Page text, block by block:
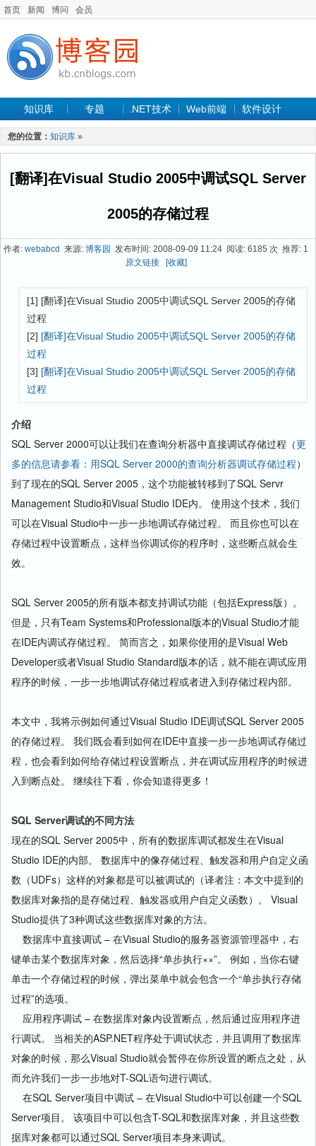
首页 新闻 博问 会员
知识库 专题 .NET技术 Web前端 软件设计
手机开发
最新文章
您的位置： 知识库 »
[翻译]在Visual Studio 2005中调试SQL Server
2005的存储过程
作者: webabcd 来源: 博客园 发布时间: 2008-09-09 11:24 阅读: 6185 次 推荐: 1
原文链接
[收藏]
[1] [翻译]在Visual Studio 2005中调试SQL Server 2005的存储
过程
[2] [翻译]在Visual Studio 2005中调试SQL Server 2005的存储
过程
[3] [翻译]在Visual Studio 2005中调试SQL Server 2005的存储
过程
介绍
SQL Server 2000可以让我们在查询分析器中直接调试存储过程（更
多的信息请参看：用SQL Server 2000的查询分析器调试存储过程）
到了现在的SQL Server 2005，这个功能被转移到了SQL Servr
Management Studio和Visual Studio IDE内。 使用这个技术，我们
可以在Visual Studio中一步一步地调试存储过程。 而且你也可以在
存储过程中设置断点，这样当你调试你的程序时，这些断点就会生
效。
SQL Server 2005的所有版本都支持调试功能（包括Express版）。
但是，只有Team Systems和Professional版本的Visual Studio才能
在IDE内调试存储过程。 简而言之，如果你使用的是Visual Web
Developer或者Visual Studio Standard版本的话，就不能在调试应用
程序的时候，一步一步地调试存储过程或者进入到存储过程内部。
本文中，我将示例如何通过Visual Studio IDE调试SQL Server 2005
的存储过程。 我们既会看到如何在IDE中直接一步一步地调试存储过
程，也会看到如何给存储过程设置断点，并在调试应用程序的时候进
入到断点处。 继续往下看，你会知道得更多！
SQL Server调试的不同方法
现在的SQL Server 2005中，所有的数据库调试都发生在Visual
Studio IDE的内部。 数据库中的像存储过程、触发器和用户自定义函
数（UDFs）这样的对象都是可以被调试的（译者注：本文中提到的
数据库对象指的是存储过程、触发器或用户自定义函数）。 Visual
Studio提供了3种调试这些数据库对象的方法。
数据库中直接调试 – 在Visual Studio的服务器资源管理器中，右
键单击某个数据库对象，然后选择“单步执行××”。 例如，当你右键
单击一个存储过程的时候，弹出菜单中就会包含一个“单步执行存储
过程”的选项。
应用程序调试 – 在数据库对象内设置断点，然后通过应用程序进
行调试。 当相关的ASP.NET程序处于调试状态，并且调用了数据库
对象的时候，那么Visual Studio就会暂停在你所设置的断点之处，从
而允许我们一步一步地对T-SQL语句进行调试。
在SQL Server项目中调试 – 在Visual Studio中可以创建一个SQL
Server项目。 该项目中可以包含T-SQL和数据库对象，并且这些数
据库对象都可以通过SQL Server项目本身来调试。